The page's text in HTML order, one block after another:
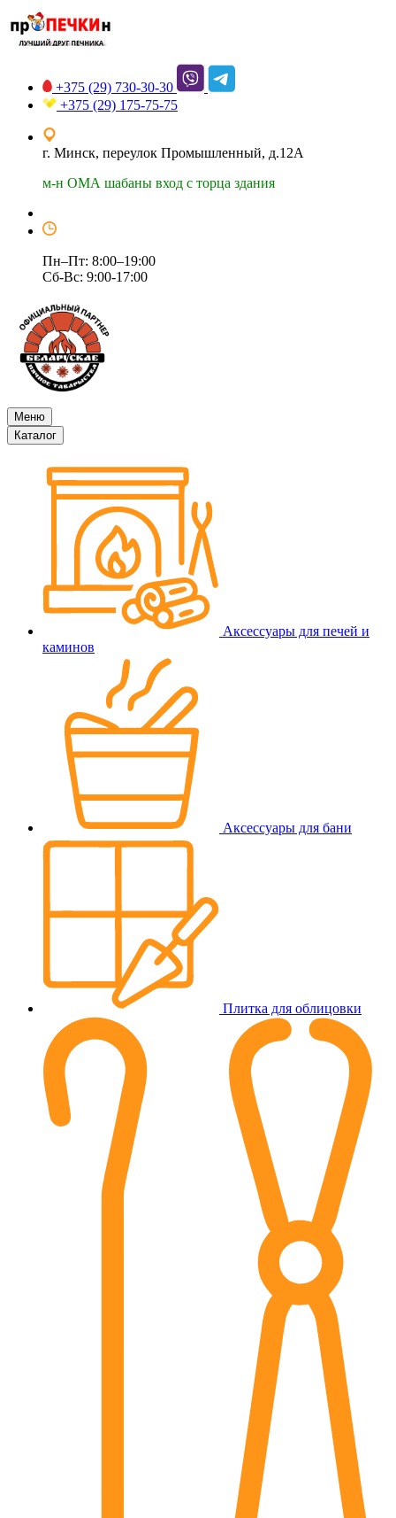
+375 (29) 730-30-30
+375 (29) 175-75-75
г. Минск, переулок Промышленный, д.12А
м-н ОМА шабаны вход с торца здания
Пн–Пт: 8:00–19:00
Сб-Вс: 9:00-17:00
Меню
Каталог
Аксессуары для печей и
каминов
Аксессуары для бани
Плитка для облицовки